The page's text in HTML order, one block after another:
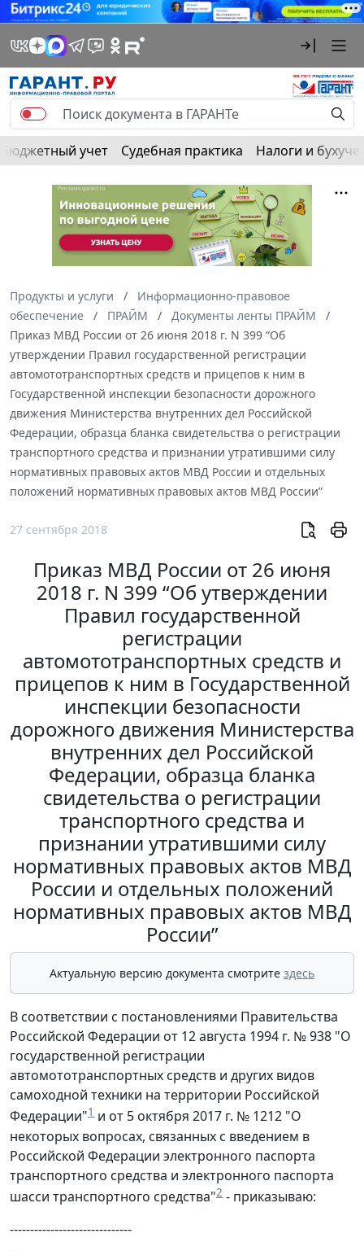
Бюджетный учет Судебная практика Налоги и
Продукты и услуги
Информационно-правовое
обеспечение
ПРАЙМ
Документы ленты ПРАЙМ
Приказ МВД России от 26 июня 2018 г. N 399 “Об
утверждении Правил государственной регистрации
автомототранспортных средств и прицепов к ним в
Государственной инспекции безопасности дорожного
движения Министерства внутренних дел Российской
Федерации, образца бланка свидетельства о регистрации
транспортного средства и признании утратившими силу
нормативных правовых актов МВД России и отдельных
положений нормативных правовых актов МВД России”
27 сентября 2018
Приказ МВД России от 26 июня
2018 г. N 399 “Об утверждении
Правил государственной
регистрации
автомототранспортных средств и
прицепов к ним в Государственной
инспекции безопасности
дорожного движения Министерства
внутренних дел Российской
Федерации, образца бланка
свидетельства о регистрации
транспортного средства и
признании утратившими силу
нормативных правовых актов МВД
России и отдельных положений
нормативных правовых актов МВД
России”
Актуальную версию документа смотрите здесь
В соответствии с постановлениями Правительства
Российской Федерации от 12 августа 1994 г. № 938 "О
государственной регистрации
автомототранспортных средств и других видов
самоходной техники на территории Российской
Федерации"1 и от 5 октября 2017 г. № 1212 "О
некоторых вопросах, связанных с введением в
Российской Федерации электронного паспорта
транспортного средства и электронного паспорта
шасси транспортного средства"2 - приказываю:
------------------------------